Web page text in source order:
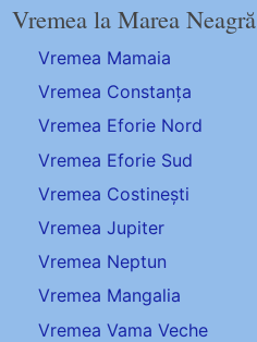
Vremea la Marea Neagră
Vremea Mamaia
Vremea Constanța
Vremea Eforie Nord
Vremea Eforie Sud
Vremea Costinești
Vremea Jupiter
Vremea Neptun
Vremea Mangalia
Vremea Vama Veche